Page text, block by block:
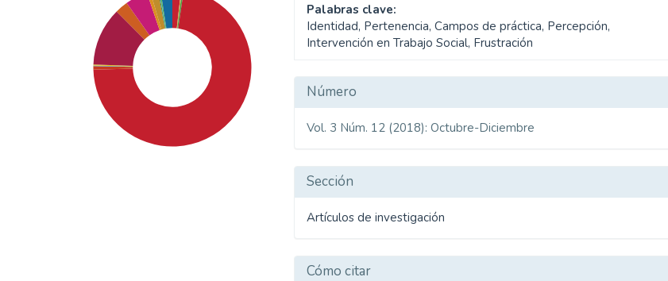
Palabras clave:
Identidad, Pertenencia, Campos de práctica, Percepción,
Intervención en Trabajo Social, Frustración
Detalles
del
Número
Vol. 3 Núm. 12 (2018): Octubre-Diciembre
Sección
Artículos de investigación
Cómo citar